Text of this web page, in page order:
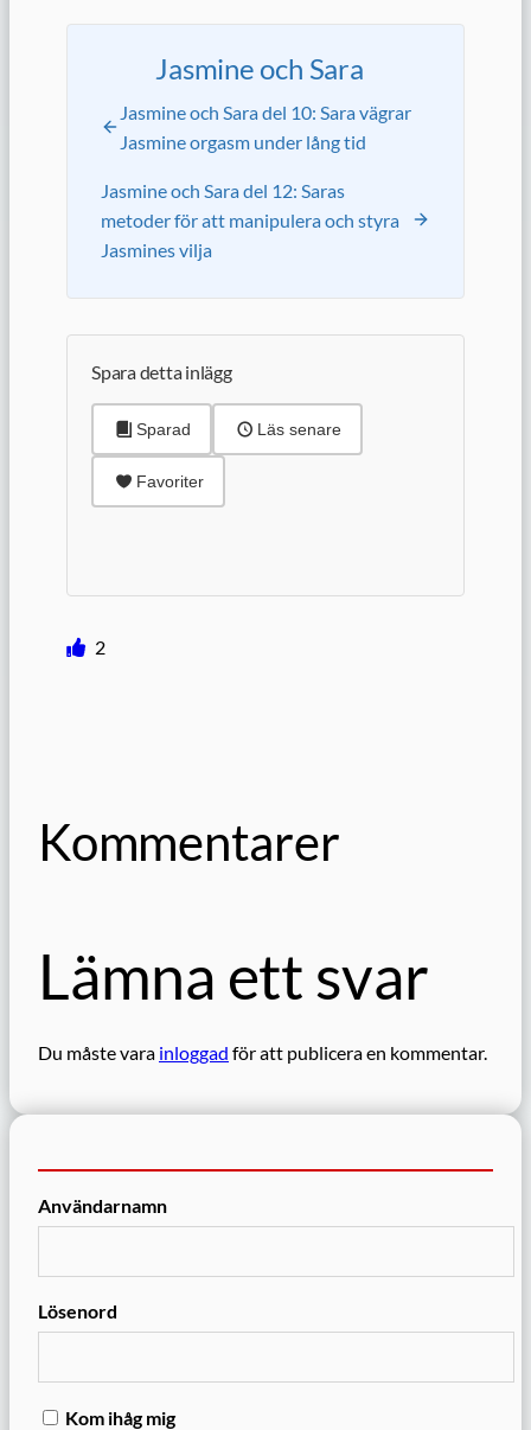
Jasmine och Sara
Jasmine och Sara del 10: Sara vägrar
Jasmine orgasm under lång tid
Jasmine och Sara del 12: Saras
metoder för att manipulera och styra
Jasmines vilja
Spara detta inlägg
Sparad Läs senare
Favoriter
2
Kommentarer
Lämna ett svar
Du måste vara inloggad för att publicera en kommentar.
Användarnamn
Lösenord
Kom ihåg mig